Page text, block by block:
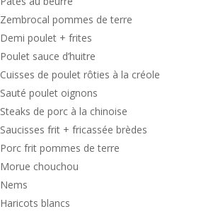
Zembrocal pommes de terre
Demi poulet + frites
Poulet sauce d’huitre
Cuisses de poulet rôties à la créole
Sauté poulet oignons
Steaks de porc à la chinoise
Saucisses frit + fricassée brèdes
Porc frit pommes de terre
Morue chouchou
Nems
Haricots blancs